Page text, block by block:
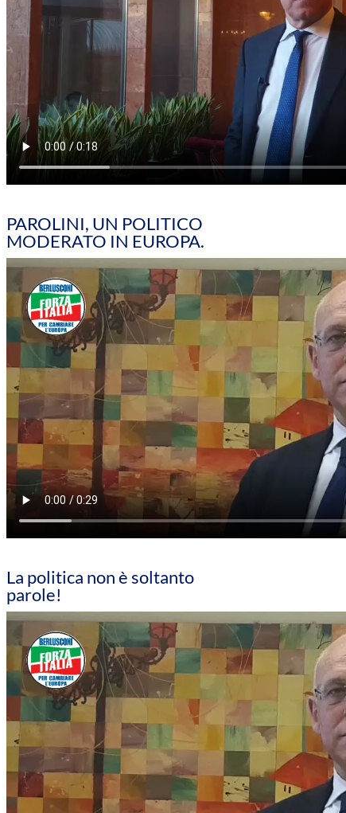
PAROLINI, UN POLITICO
MODERATO IN EUROPA.
La politica non è soltanto
parole!